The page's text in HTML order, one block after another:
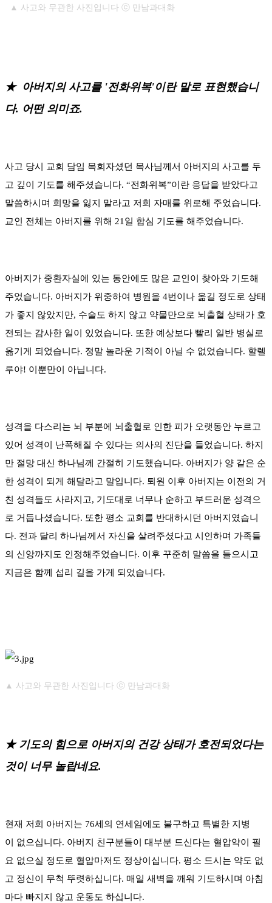
▲ 사고와 무관한 사진입니다 ⓒ 만남과대화
★ 아버지의 사고를 '전화위복'이란 말로 표현했습니
다. 어떤 의미죠.
사고 당시 교회 담임 목회자셨던 목사님께서 아버지의 사고를 두
고 깊이 기도를 해주셨습니다. “전화위복”이란 응답을 받았다고
말씀하시며 희망을 잃지 말라고 저희 자매를 위로해 주었습니다.
교인 전체는 아버지를 위해 21일 합심 기도를 해주었습니다.
아버지가 중환자실에 있는 동안에도 많은 교인이 찾아와 기도해
주었습니다. 아버지가 위중하여 병원을 4번이나 옮길 정도로 상태
가 좋지 않았지만, 수술도 하지 않고 약물만으로 뇌출혈 상태가 호
전되는 감사한 일이 있었습니다. 또한 예상보다 빨리 일반 병실로
옮기게 되었습니다. 정말 놀라운 기적이 아닐 수 없었습니다. 할렐
루야! 이뿐만이 아닙니다.
성격을 다스리는 뇌 부분에 뇌출혈로 인한 피가 오랫동안 누르고
있어 성격이 난폭해질 수 있다는 의사의 진단을 들었습니다. 하지
만 절망 대신 하나님께 간절히 기도했습니다. 아버지가 양 같은 순
한 성격이 되게 해달라고 말입니다. 퇴원 이후 아버지는 이전의 거
친 성격들도 사라지고, 기도대로 너무나 순하고 부드러운 성격으
로 거듭나셨습니다. 또한 평소 교회를 반대하시던 아버지였습니
다. 전과 달리 하나님께서 자신을 살려주셨다고 시인하며 가족들
의 신앙까지도 인정해주었습니다. 이후 꾸준히 말씀을 들으시고
지금은 함께 섭리 길을 가게 되었습니다.
▲ 사고와 무관한 사진입니다 ⓒ 만남과대화
★기도의 힘으로 아버지의 건강 상태가 호전되었다는
것이 너무 놀랍네요.
현재 저희 아버지는 76세의 연세임에도 불구하고 특별한 지병
이 없으십니다. 아버지 친구분들이 대부분 드신다는 혈압약이 필
요 없으실 정도로 혈압마저도 정상이십니다. 평소 드시는 약도 없
고 정신이 무척 뚜렷하십니다. 매일 새벽을 깨워 기도하시며 아침
마다 빠지지 않고 운동도 하십니다.